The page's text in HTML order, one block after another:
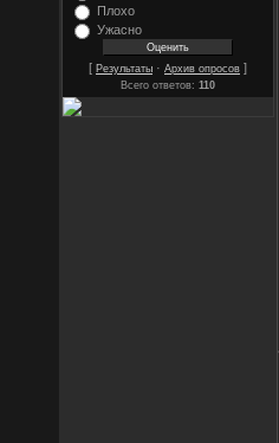
Плохо
Ужасно
[ Результаты · Архив опросов ]
Всего ответов: 110